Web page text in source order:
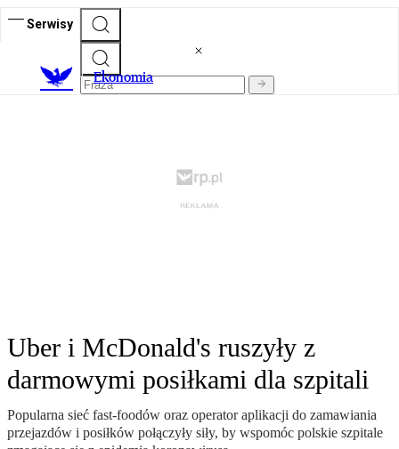
Serwisy
Ekonomia
Uber i McDonald's ruszyły z
darmowymi posiłkami dla szpitali
Popularna sieć fast-foodów oraz operator aplikacji do zamawiania
przejazdów i posiłków połączyły siły, by wspomóc polskie szpitale